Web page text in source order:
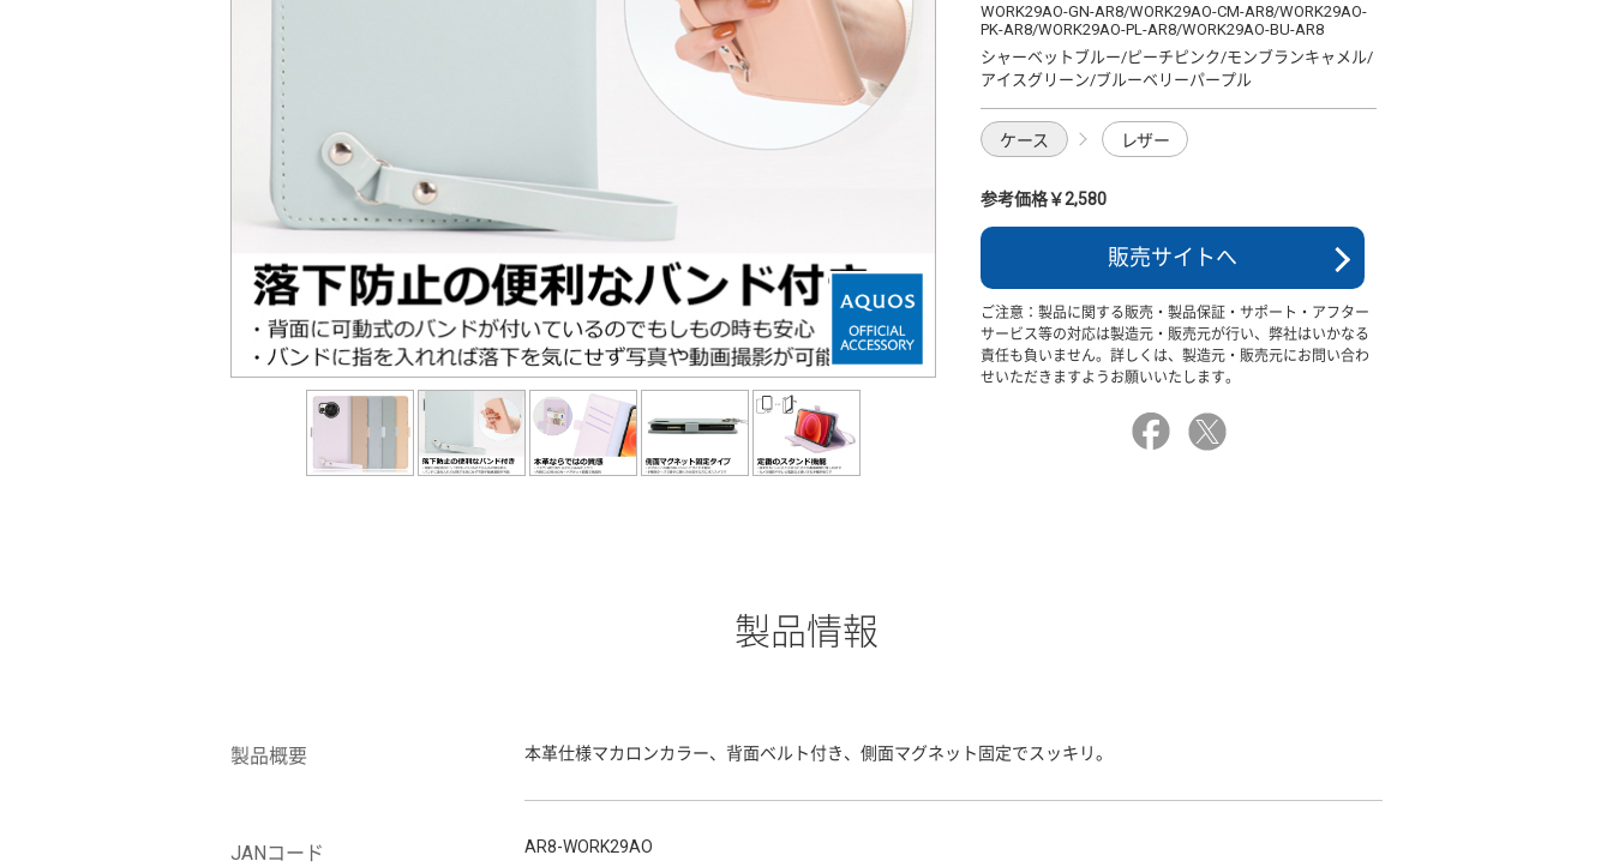
WORK29AO-GN-AR8/WORK29AO-CM-AR8/WORK29AO-
PK-AR8/WORK29AO-PL-AR8/WORK29AO-BU-AR8
シャーベットブルー/ピーチピンク/モンブランキャメル/
アイスグリーン/ブルーベリーパープル
ケース レザー
参考価格￥2,580
販売サイトへ
ご注意：製品に関する販売・製品保証・サポート・アフター
サービス等の対応は製造元・販売元が行い、弊社はいかなる
責任も負いません。詳しくは、製造元・販売元にお問い合わ
せいただきますようお願いいたします。
製品情報
製品概要 本革仕様マカロンカラー、背面ベルト付き、側面マグネット固定でスッキリ。
JANコード AR8-WORK29AO